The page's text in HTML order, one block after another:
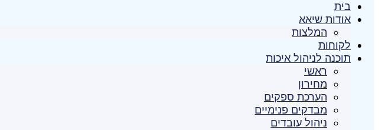
בית
אודות שיאא
המלצות
לקוחות
תוכנה לניהול איכות
ראשי
מחירון
הערכת ספקים
מבדקים פנימיים
ניהול עובדים